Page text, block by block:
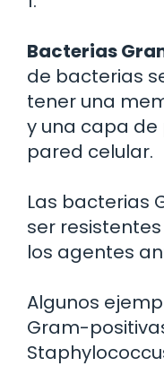
Bacterias
de bacterias
tener una
y una capa
pared celular.
Las bacterias
ser
los agentes
Algunos
Gram-